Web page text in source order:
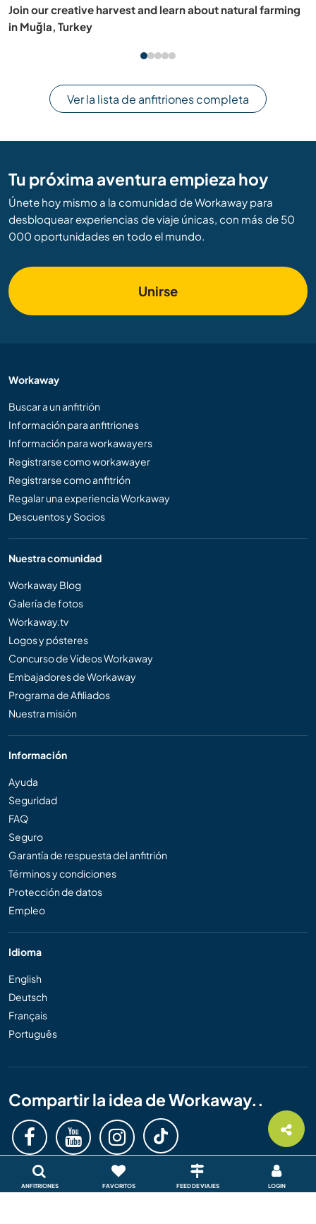
ANFITRIONES FAVORITOS FEED DE VIAJES LOGIN
Join our family on a remote, beautiful tropical
Karimunjawa, Indonesia
Ver la lista de anfitriones completa
Tu próxima aventura empieza hoy
Únete hoy mismo a la comunidad de Workaway para
desbloquear experiencias de viaje únicas, con más de 50
000 oportunidades en todo el mundo.
Unirse
Workaway
Buscar a un anfitrión
Información para anfitriones
Información para workawayers
Registrarse como workawayer
Registrarse como anfitrión
Regalar una experiencia Workaway
Descuentos y Socios
Nuestra comunidad
Workaway Blog
Galería de fotos
Workaway.tv
Logos y pósteres
Concurso de Vídeos Workaway
Embajadores de Workaway
Programa de Afiliados
Nuestra misión
Información
Ayuda
Seguridad
FAQ
Seguro
Garantía de respuesta del anfitrión
Términos y condiciones
Protección de datos
Empleo
Idioma
English
Deutsch
Français
Português
Compartir la idea de Workaway..